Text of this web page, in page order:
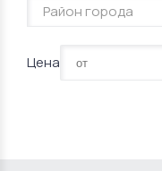
Район города
Цена